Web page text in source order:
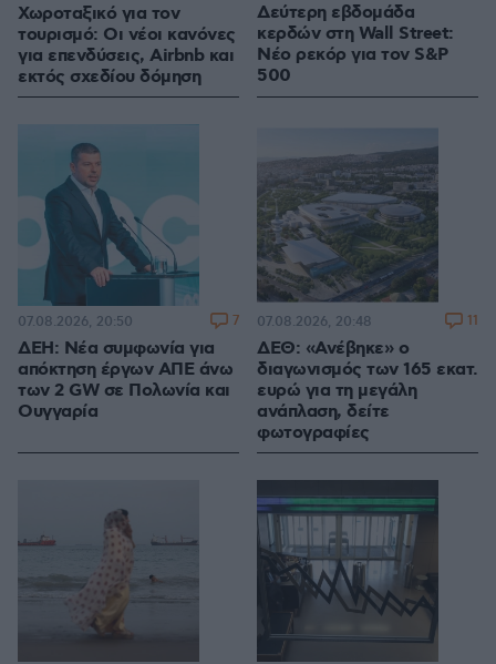
Χωροταξικό για τον
τουρισμό: Οι νέοι κανόνες
για επενδύσεις, Airbnb και
εκτός σχεδίου δόμηση
Δεύτερη εβδομάδα
κερδών στη Wall Street:
Νέο ρεκόρ για τον S&P
500
ΔΕΗ: Νέα συμφωνία για
απόκτηση έργων ΑΠΕ άνω
των 2 GW σε Πολωνία και
Ουγγαρία
07.08.2026, 20:50 7
ΔΕΘ: «Ανέβηκε» ο
διαγωνισμός των 165 εκατ.
ευρώ για τη μεγάλη
ανάπλαση, δείτε
φωτογραφίες
07.08.2026, 20:48 11